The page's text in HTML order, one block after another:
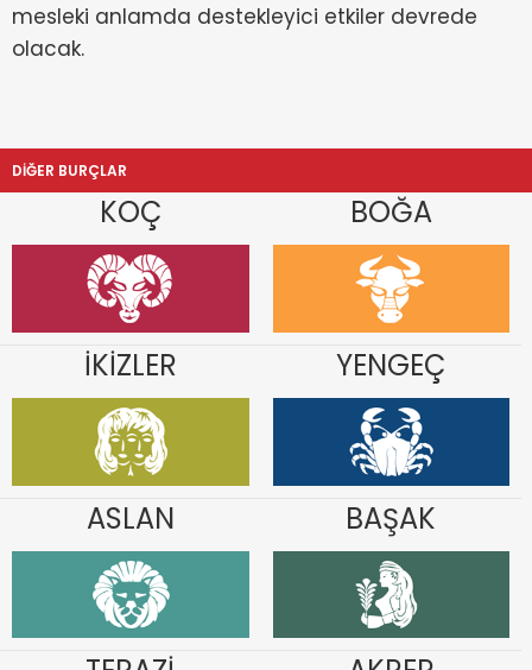
mesleki anlamda destekleyici etkiler devrede
olacak.
DİĞER BURÇLAR
KOÇ BOĞA
İKİZLER YENGEÇ
ASLAN BAŞAK